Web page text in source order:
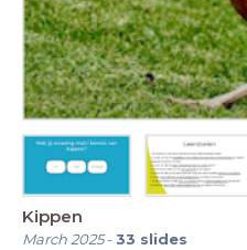
Kippen
March 2025-33 slides